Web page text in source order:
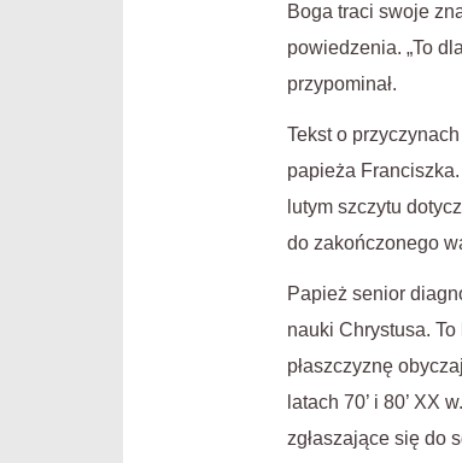
Boga traci swoje
powiedzenia. „To
przypominał.
Tekst o
papieża
lutym szczytu
do zakończonego
Papież senior
nauki Chrystusa.
płaszczyznę
latach 70’ i 80’
zgłaszające się do